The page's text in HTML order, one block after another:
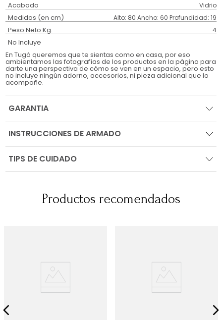
Acabado Vidrio
Medidas (en cm) Alto: 80 Ancho: 60 Profundidad: 19
Peso Neto Kg. 4
No Incluye
En Tugó queremos que te sientas como en casa, por eso
ambientamos las fotografías de los productos en la página para
darte una perspectiva de cómo se ven en un espacio, pero esto
no incluye ningún adorno, accesorios, ni pieza adicional que lo
acompañe.
GARANTIA
INSTRUCCIONES DE ARMADO
TIPS DE CUIDADO
Productos recomendados